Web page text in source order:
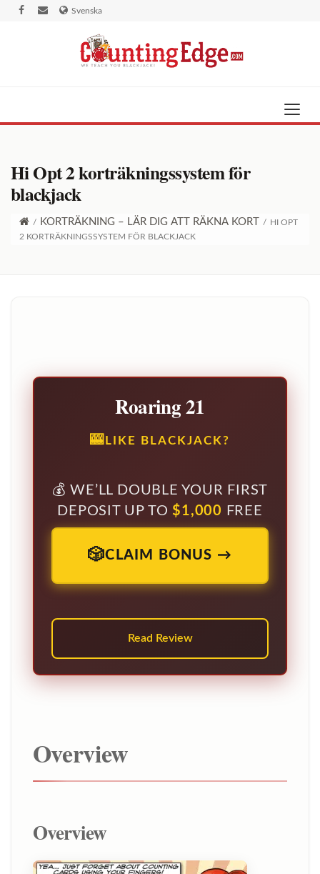
Svenska
Hi Opt 2 korträkningssystem för
blackjack
/ KORTRÄKNING – LÄR DIG ATT RÄKNA KORT / HI OPT
2 KORTRÄKNINGSSYSTEM FÖR BLACKJACK
Roaring 21
LIKE BLACKJACK?
WE’LL DOUBLE YOUR FIRST
DEPOSIT UP TO $1,000 FREE
CLAIM BONUS →
Read Review
Overview
Overview